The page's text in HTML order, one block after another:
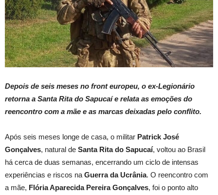
Depois de seis meses no front europeu, o ex-Legionário
retorna a Santa Rita do Sapucaí e relata as emoções do
reencontro com a mãe e as marcas deixadas pelo conflito.
Após seis meses longe de casa, o militar Patrick José
Gonçalves, natural de Santa Rita do Sapucaí, voltou ao Brasil
há cerca de duas semanas, encerrando um ciclo de intensas
experiências e riscos na Guerra da Ucrânia. O reencontro com
a mãe, Flória Aparecida Pereira Gonçalves, foi o ponto alto